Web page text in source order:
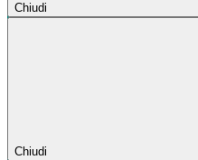
Chiudi
Chiudi